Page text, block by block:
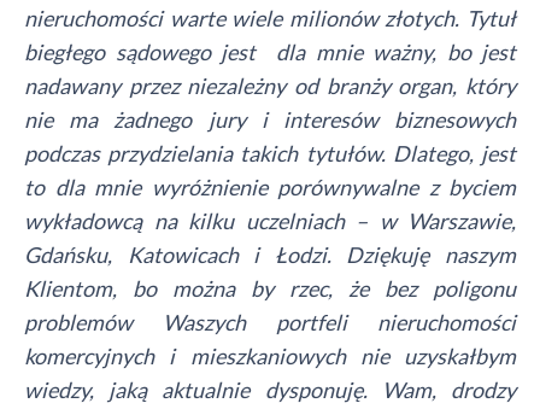
nieruchomości warte wiele milionów złotych. Tytuł
biegłego sądowego jest
dla mnie ważny, bo jest
nadawany przez niezależny od branży organ, który
nie ma żadnego jury i interesów biznesowych
podczas przydzielania takich tytułów. Dlatego, jest
to dla mnie wyróżnienie porównywalne z byciem
wykładowcą na kilku uczelniach – w Warszawie,
Gdańsku, Katowicach i Łodzi. Dziękuję naszym
Klientom, bo można by rzec, że bez poligonu
problemów Waszych portfeli nieruchomości
komercyjnych i mieszkaniowych nie uzyskałbym
wiedzy, jaką aktualnie dysponuję. Wam, drodzy